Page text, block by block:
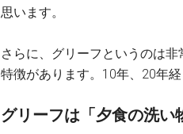
思います。
さらに、グリーフというのは
特徴があります。10年、20年
グリーフは「夕食の洗い